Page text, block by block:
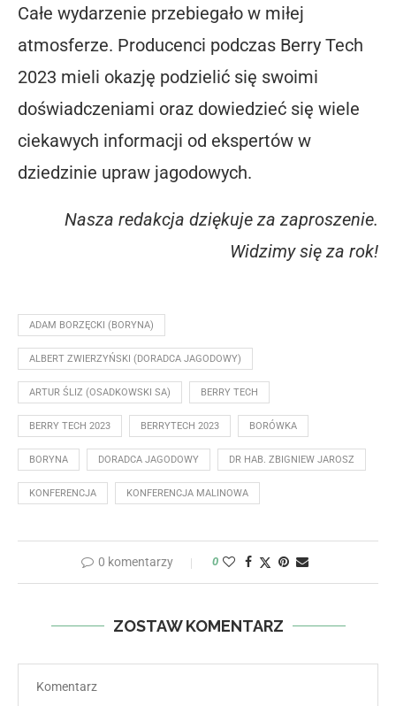
Całe wydarzenie przebiegało w miłej
atmosferze. Producenci podczas Berry Tech
2023 mieli okazję podzielić się swoimi
doświadczeniami oraz dowiedzieć się wiele
ciekawych informacji od ekspertów w
dziedzinie upraw jagodowych.
Nasza redakcja dziękuje za zaproszenie.
Widzimy się za rok!
ADAM BORZĘCKI (BORYNA)
ALBERT ZWIERZYŃSKI (DORADCA JAGODOWY)
ARTUR ŚLIZ (OSADKOWSKI SA) BERRY TECH
BERRY TECH 2023 BERRYTECH 2023 BORÓWKA
BORYNA DORADCA JAGODOWY DR HAB. ZBIGNIEW JAROSZ
KONFERENCJA KONFERENCJA MALINOWA
0 komentarzy 0
ZOSTAW KOMENTARZ